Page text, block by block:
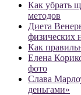
Как убрать
методов
Диета
физических
Как
Елена
фото
Слава
деньгами»